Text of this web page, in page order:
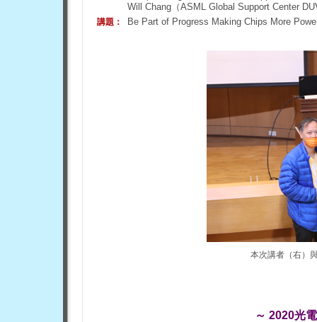
Will Chang（ASML Global Support Center
講題： Be Part of Progress Making Chips More
本次講者（右）
～ 2020光